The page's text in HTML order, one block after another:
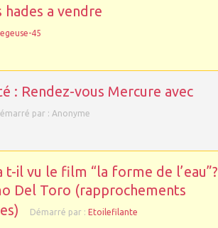
a vendre
45
: Rendez-vous Mercure avec
par : Anonyme
t-il vu le film “la forme de l’eau”?
Del Toro (rapprochements
Démarré par : Etoilefilante